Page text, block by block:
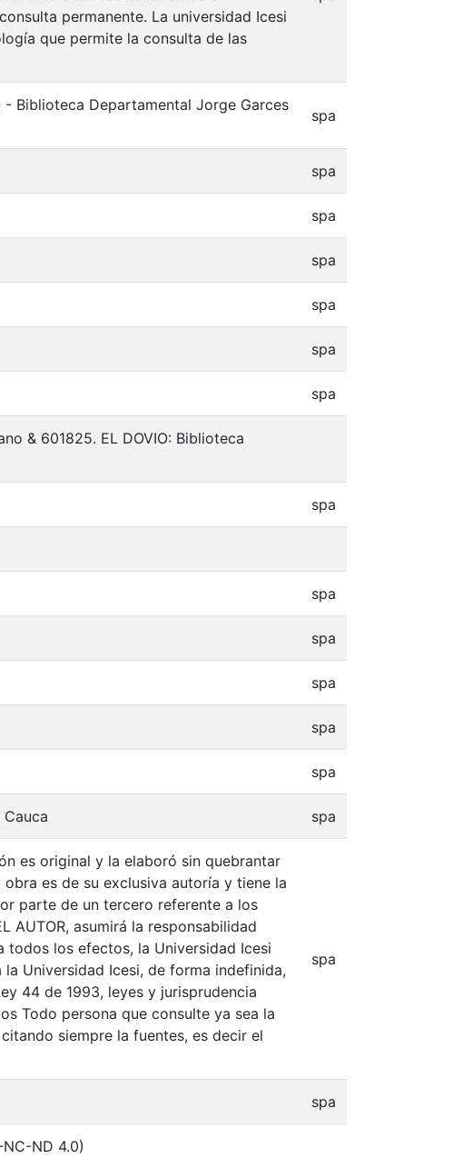
permanente. La universidad Icesi
que permite la consulta de las
Biblioteca Departamental Jorge Garces
spa
spa
spa
spa
spa
spa
spa
& 601825. EL DOVIO: Biblioteca
spa
spa
spa
spa
spa
spa
spa
es original y la elaboró sin quebrantar
es de su exclusiva autoría y tiene la
parte de un tercero referente a los
asumirá la responsabilidad
todos los efectos, la Universidad Icesi
Universidad Icesi, de forma indefinida,
44 de 1993, leyes y jurisprudencia
Todo persona que consulte ya sea la
siempre la fuentes, es decir el
spa
spa
ND 4.0)